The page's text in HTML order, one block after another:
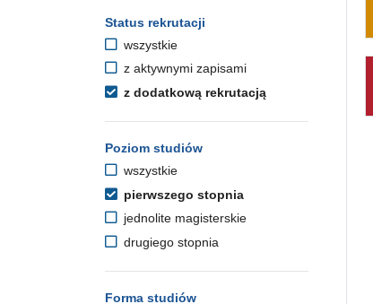
Status rekrutacji
wszystkie
z aktywnymi zapisami
z dodatkową rekrutacją
Poziom studiów
wszystkie
pierwszego stopnia
jednolite magisterskie
drugiego stopnia
Forma studiów